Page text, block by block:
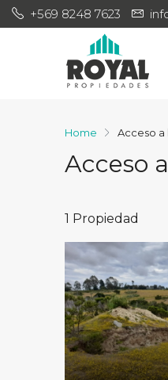
+569 8248 7623
Home Acceso
Acceso
1 Propiedad